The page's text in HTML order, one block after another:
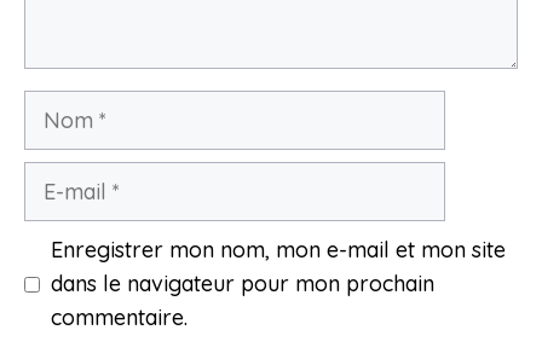
Nom
Enregistrer mon nom, mon e-mail et mon site
dans le navigateur pour mon prochain
commentaire.